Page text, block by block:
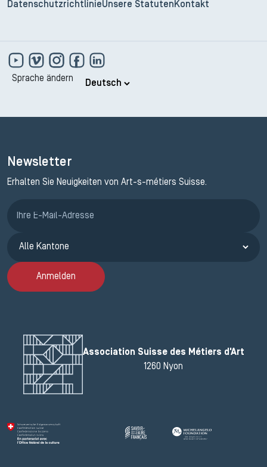
DatenschutzrichtlinieUnsere Statuten Kontakt
Sprache ändern
Newsletter
Erhalten Sie Neuigkeiten von Art-s-métiers Suisse.
Anmelden
Association Suisse des Métiers d'Art
1260 Nyon